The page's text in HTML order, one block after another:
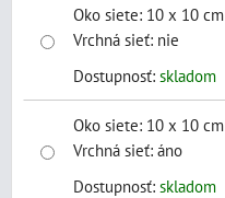
Oko siete: 10 x 10 cm
Vrchná sieť: nie
Dostupnosť: skladom
Oko siete: 10 x 10 cm
Vrchná sieť: áno
Dostupnosť: skladom